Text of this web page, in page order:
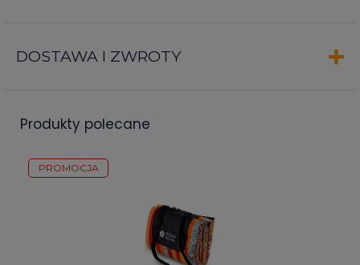
DOSTAWA I ZWROTY
produkty polecane
PROMOCJA